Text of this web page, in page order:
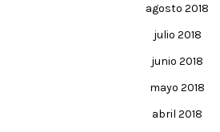
agosto 2018
julio 2018
junio 2018
mayo 2018
abril 2018